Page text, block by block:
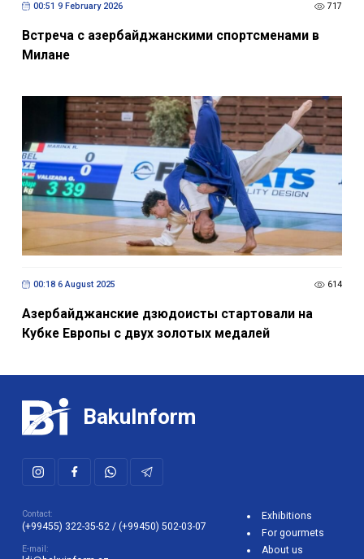
00:51 9 February 2026 717
Встреча с азербайджанскими спортсменами в
Милане
00:18 6 August 2025 614
Азербайджанские дзюдоисты стартовали на
Кубке Европы с двух золотых медалей
BakuInform
Contact:
(+99455) 322-35-52 / (+99450) 502-03-07
E-mail:
Exhibitions
For gourmets
About us